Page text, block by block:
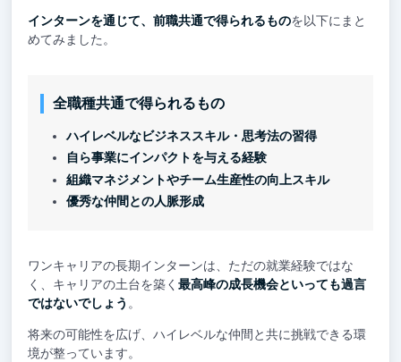
インターンを通じて、前職共通で得られるものを以下にまと
めてみました。
全職種共通で得られるもの
ハイレベルなビジネススキル・思考法の習得
自ら事業にインパクトを与える経験
組織マネジメントやチーム生産性の向上スキル
優秀な仲間との人脈形成
ワンキャリアの長期インターンは、ただの就業経験ではな
く、キャリアの土台を築く 最高峰の成長機会といっても過言
ではないでしょう 。
将来の可能性を広げ、ハイレベルな仲間と共に挑戦できる環
境が整っています。